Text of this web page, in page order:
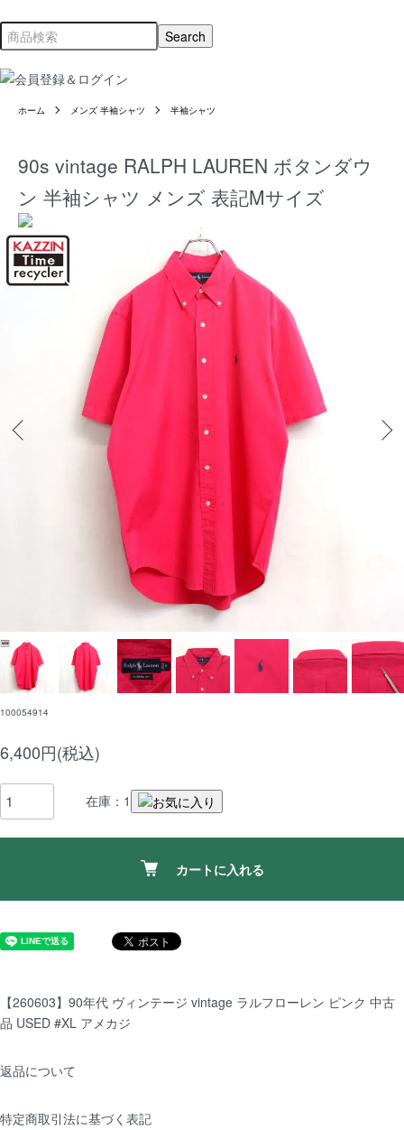
ホーム メンズ 半袖シャツ 半袖シャツ
90s vintage RALPH LAUREN ボタンダウ
ン 半袖シャツ メンズ 表記Mサイズ
100054914
6,400円(税込)
在庫：1
カートに入れる
【260603】90年代 ヴィンテージ vintage ラルフローレン ピンク 中古
品 USED #XL アメカジ
返品について
特定商取引法に基づく表記